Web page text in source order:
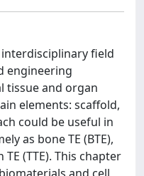
interdisciplinary field
engineering
tissue and organ
elements: scaffold,
could be useful in
as bone TE (BTE),
TE (TTE). This chapter